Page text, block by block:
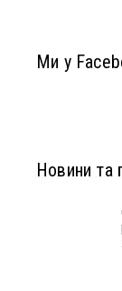
Ми у
Новини та